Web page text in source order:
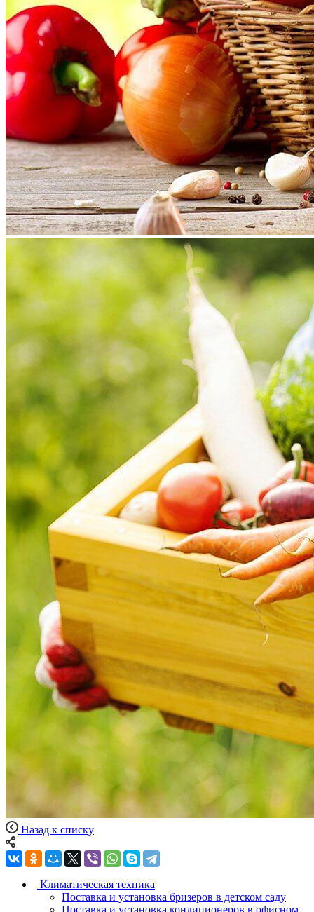
Назад к списку
Климатическая техника
Поставка и установка бризеров в детском саду
Поставка и установка кондиционеров в офисном